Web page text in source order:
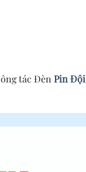
tác ĐènPin Đội